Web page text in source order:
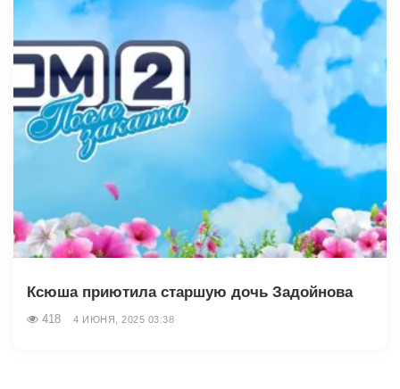
Ксюша приютила старшую дочь Задойнова
418 4 ИЮНЯ, 2025 03:38